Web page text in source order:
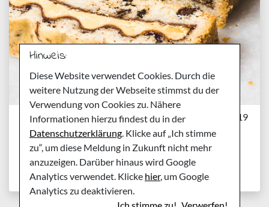
Dienstag, 12. März 2019
Rezept: Kinderriegel
Cookiebars alla Pick-Up
Hinweis:
Diese Website verwendet Cookies. Durch die
weitere Nutzung der Webseite stimmst du der
Verwendung von Cookies zu. Nähere
Informationen hierzu findest du in der
Datenschutzerklärung. Klicke auf „Ich stimme
zu“, um diese Meldung in Zukunft nicht mehr
anzuzeigen. Darüber hinaus wird Google
Analytics verwendet. Klicke hier, um Google
Analytics zu deaktivieren.